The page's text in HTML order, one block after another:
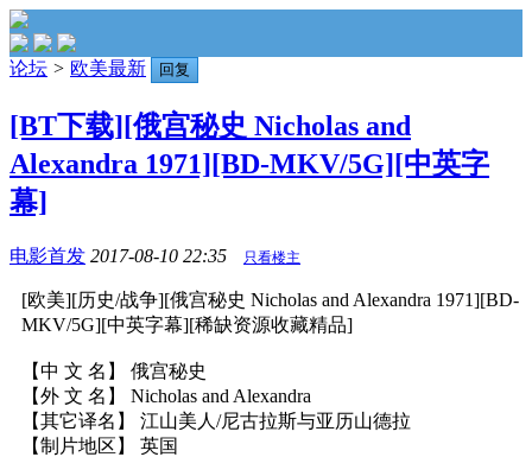
论坛 > 欧美最新 回复
[BT下载][俄宫秘史 Nicholas and
Alexandra 1971][BD-MKV/5G][中英字
幕]
电影首发 2017-08-10 22:35 只看楼主
[欧美][历史/战争][俄宫秘史 Nicholas and Alexandra 1971][BD-
MKV/5G][中英字幕][稀缺资源收藏精品]
【中 文 名】 俄宫秘史
【外 文 名】 Nicholas and Alexandra
【其它译名】 江山美人/尼古拉斯与亚历山德拉
【制片地区】 英国